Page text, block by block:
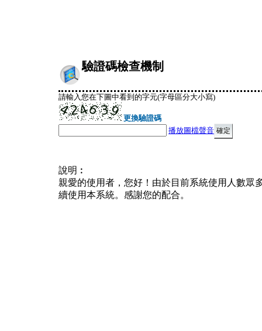
驗證碼檢查機制
請輸入您在下圖中看到的字元(字母區分大小寫)
更換驗證碼
播放圖檔聲音
說明︰
親愛的使用者，您好！由於目前系統使用人數眾
續使用本系統。感謝您的配合。